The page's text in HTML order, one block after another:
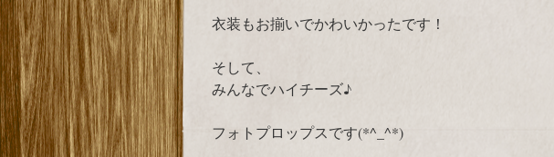
衣装もお揃いでかわいかったです！
そして、
みんなでハイチーズ♪
フォトプロップスです(*^_^*)